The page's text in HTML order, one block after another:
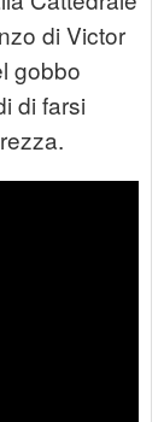
di Victor
gobbo
di farsi